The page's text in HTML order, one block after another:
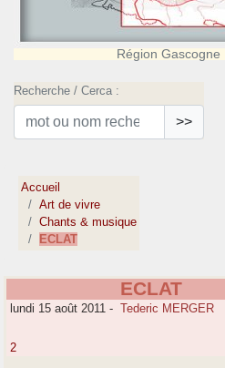
Région Gascogne
Recherche / Cerca :
>>
Accueil
Art de vivre
Chants & musique
ECLAT
ECLAT
lundi 15 août 2011 - Tederic MERGER
2